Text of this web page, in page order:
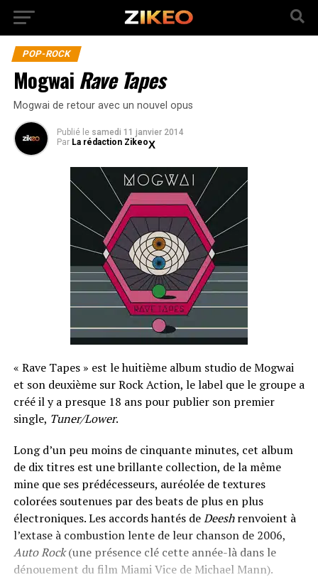
POP-ROCK
Mogwai Rave Tapes
Mogwai de retour avec un nouvel opus
Publié le samedi 11 janvier 2014
Par La rédaction Zikeo
« Rave Tapes » est le huitième album studio de Mogwai
et son deuxième sur Rock Action, le label que le groupe a
créé il y a presque 18 ans pour publier son premier
single, Tuner/Lower.
Long d’un peu moins de cinquante minutes, cet album
de dix titres est une brillante collection, de la même
mine que ses prédécesseurs, auréolée de textures
colorées soutenues par des beats de plus en plus
électroniques. Les accords hantés deDeeshrenvoient à
l’extase à combustion lente de leur chanson de 2006,
Auto Rock(une présence clé cette année-là dans le
dénouement du film Miami Vice de Michael Mann).